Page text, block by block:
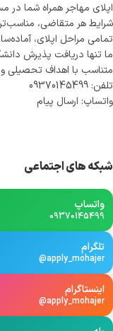
اپلای مهاجر همراه شما در
شرایط هر متقاضی،
تمامی مراحل اپلای،
ما تنها دریافت پذیرش
متناسب با اهداف تحصیلی
تلفن: 09370145499
واتساپ: ارسال پیام
شبکه های اجتماعی
واتساپ
09370145499
تلگرام
@apply_mohajer
اینستاگرام
@apply_mohajer